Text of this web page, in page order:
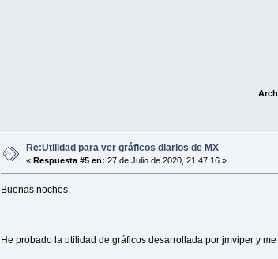
Re:Utilidad para ver gráficos diarios de MX
« Respuesta #5 en: 27 de Julio de 2020, 21:47:16 »
Buenas noches,
He probado la utilidad de gráficos desarrollada por jmviper y